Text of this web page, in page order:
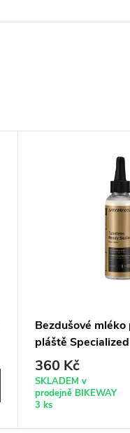
Bezdušové
pláště
Road 125 ml
360 Kč
SKLADEM v
prodejně BIKEWAY
3 ks